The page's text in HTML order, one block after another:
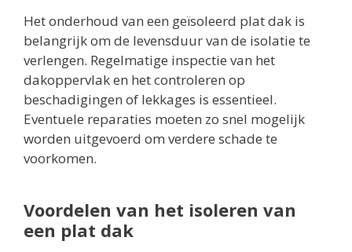
Het onderhoud van een geïsoleerd plat dak is
belangrijk om de levensduur van de isolatie te
verlengen. Regelmatige inspectie van het
dakoppervlak en het controleren op
beschadigingen of lekkages is essentieel.
Eventuele reparaties moeten zo snel mogelijk
worden uitgevoerd om verdere schade te
voorkomen.
Voordelen van het isoleren van
een plat dak